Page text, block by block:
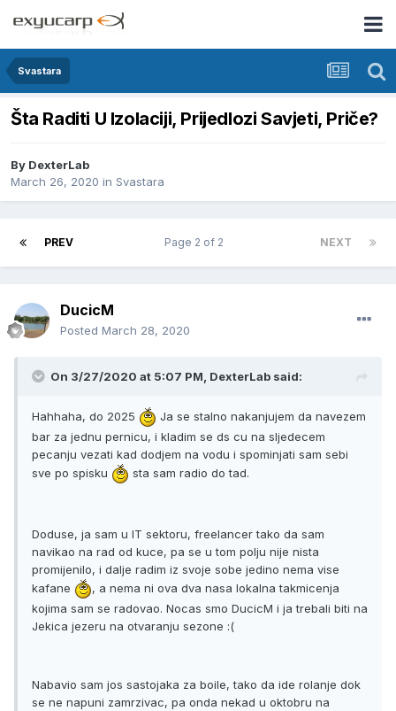
Svastara
Šta Raditi U Izolaciji, Prijedlozi Savjeti, Priče?
By DexterLab
March 26, 2020 in Svastara
PREV NEXT
Page 2 of 2
DucicM
Posted March 28, 2020
On 3/27/2020 at 5:07 PM, DexterLab said:
Hahhaha, do 2025
Ja se stalno nakanjujem da navezem
bar za jednu pernicu, i kladim se ds cu na sljedecem
pecanju vezati kad dodjem na vodu i spominjati sam sebi
sve po spisku
sta sam radio do tad.
Doduse, ja sam u IT sektoru, freelancer tako da sam
navikao na rad od kuce, pa se u tom polju nije nista
promijenilo, i dalje radim iz svoje sobe jedino nema vise
kafane
, a nema ni ova dva nasa lokalna takmicenja
kojima sam se radovao. Nocas smo DucicM i ja trebali biti na
Jekica jezeru na otvaranju sezone :(
Nabavio sam jos sastojaka za boile, tako da ide rolanje dok
se ne napuni zamrzivac, pa onda nekad u oktobru na